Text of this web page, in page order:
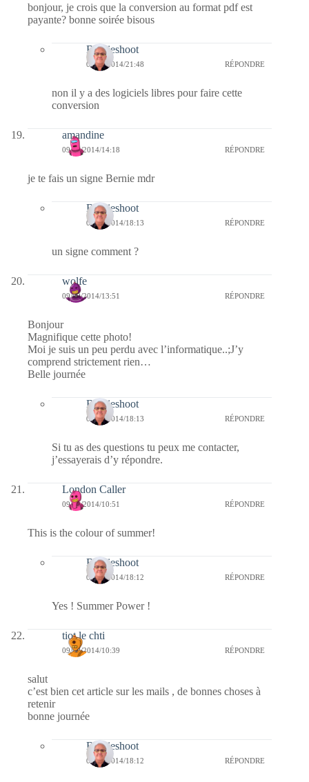
bonjour, je crois que la conversion au format pdf est
payante? bonne soirée bisous
Bernieshoot
09/09/2014/21:48 RÉPONDRE
non il y a des logiciels libres pour faire cette
conversion
amandine
09/09/2014/14:18 RÉPONDRE
je te fais un signe Bernie mdr
Bernieshoot
09/09/2014/18:13 RÉPONDRE
un signe comment ?
wolfe
09/09/2014/13:51 RÉPONDRE
Bonjour
Magnifique cette photo!
Moi je suis un peu perdu avec l’informatique..;J’y
comprend strictement rien…
Belle journée
Bernieshoot
09/09/2014/18:13 RÉPONDRE
Si tu as des questions tu peux me contacter,
j’essayerais d’y répondre.
London Caller
09/09/2014/10:51 RÉPONDRE
This is the colour of summer!
Bernieshoot
09/09/2014/18:12 RÉPONDRE
Yes ! Summer Power !
tiot le chti
09/09/2014/10:39 RÉPONDRE
salut
c’est bien cet article sur les mails , de bonnes choses à
retenir
bonne journée
Bernieshoot
09/09/2014/18:12 RÉPONDRE